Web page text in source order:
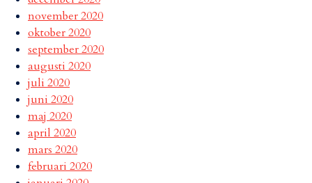
november 2020
oktober 2020
september 2020
augusti 2020
juli 2020
juni 2020
maj 2020
april 2020
mars 2020
februari 2020